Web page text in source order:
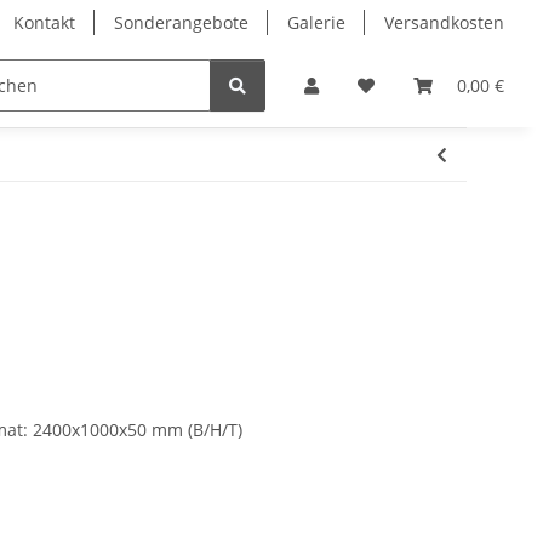
Kontakt Sonderangebote Galerie Versandkosten
0,00 €
Eckvitrinen Hochglanz Design Vitrinen
2400x1000x50 mm (B/H/T)